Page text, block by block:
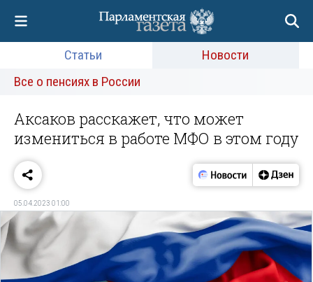
Статьи
Новости
Все о пенсиях в России
Аксаков расскажет, что может
измениться в работе МФО в этом году
05.04.2023 01:00